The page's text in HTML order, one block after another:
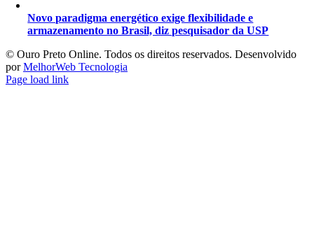
Novo paradigma energético exige flexibilidade e
armazenamento no Brasil, diz pesquisador da USP
©️ Ouro Preto Online. Todos os direitos reservados. Desenvolvido
porMelhorWeb Tecnologia
Page load link